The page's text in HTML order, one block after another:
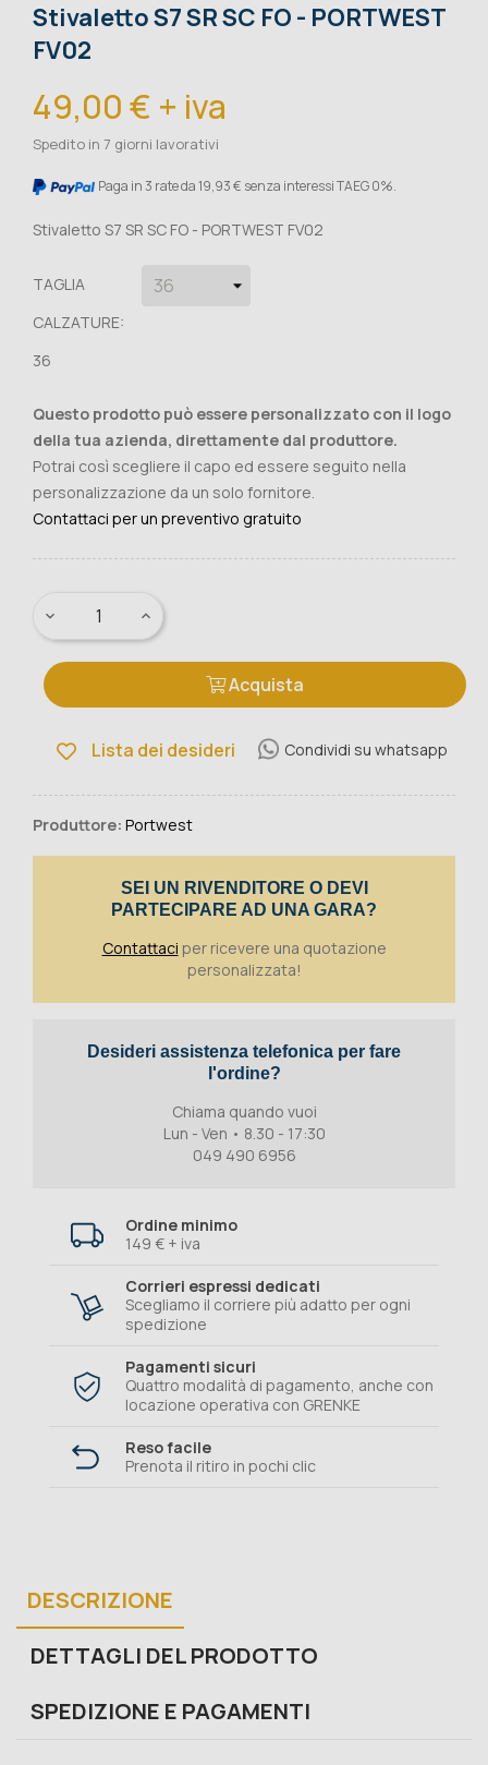
Stivaletto S7 SR SC FO - PORTWEST
FV02
49,00 € + iva
Spedito in 7 giorni lavorativi
Paga in 3 rate da 19,93 € senza interessi TAEG 0%.
Stivaletto S7 SR SC FO - PORTWEST FV02
TAGLIA
CALZATURE:
36
Questo prodotto può essere personalizzato con il logo
della tua azienda, direttamente dal produttore.
Potrai così scegliere il capo ed essere seguito nella
personalizzazione da un solo fornitore.
Contattaci per un preventivo gratuito
Acquista
Lista dei desideri Condividi su whatsapp
Produttore: Portwest
SEI UN RIVENDITORE O DEVI
PARTECIPARE AD UNA GARA?
Contattaci per ricevere una quotazione
personalizzata!
Desideri assistenza telefonica per fare
l'ordine?
Chiama quando vuoi
Lun - Ven • 8.30 - 17:30
049 490 6956
Ordine minimo
149 € + iva
Corrieri espressi dedicati
Scegliamo il corriere più adatto per ogni
spedizione
Pagamenti sicuri
Quattro modalità di pagamento, anche con
locazione operativa con GRENKE
Reso facile
Prenota il ritiro in pochi clic
DESCRIZIONE
DETTAGLI DEL PRODOTTO
SPEDIZIONE E PAGAMENTI